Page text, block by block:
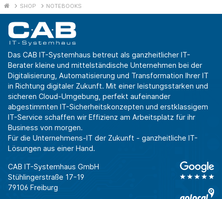
SHOP NOTEBOOKS
Das CAB IT-Systemhaus betreut als ganzheitlicher IT-
Berater kleine und mittelständische Unternehmen bei der
Digitalisierung, Automatisierung und Transformation Ihrer IT
in Richtung digitaler Zukunft. Mit einer leistungsstarken und
sicheren Cloud-Umgebung, perfekt aufeinander
abgestimmten IT-Sicherheitskonzepten und erstklassigem
IT-Service schaffen wir Effizienz am Arbeitsplatz für ihr
Business von morgen.
Für die Unternehmens-IT der Zukunft - ganzheitliche IT-
Lösungen aus einer Hand.
CAB IT-Systemhaus GmbH
Stühlingerstraße 17-19
79106 Freiburg